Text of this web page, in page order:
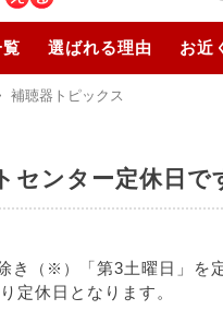
選ばれる理由 お近
補聴器トピックス
ンター定休日で
き
（※）
「第3土曜日」を
定休日となります。